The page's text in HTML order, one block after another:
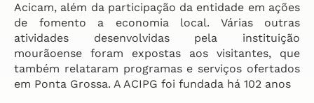
Acicam, além da participação da entidade em ações
de fomento a economia local. Várias outras
atividades desenvolvidas pela instituição
mourãoense foram expostas aos visitantes, que
também relataram programas e serviços ofertados
em Ponta Grossa. A ACIPG foi fundada há 102 anos